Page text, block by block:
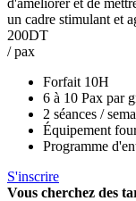
un cadre stimulant et
200DT
/ pax
Forfait 10H
6 à 10 Pax par
2 séances /
Équipement
Programme
S'inscrire
Vous cherchez des